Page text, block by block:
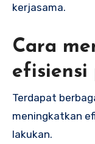
kerjasama.
Cara
efisiensi
Terdapat
meningkatkan
lakukan.